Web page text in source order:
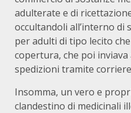
adulterate e di
occultandoli all’interno di
per adulti di tipo lecito
copertura, che poi
spedizioni tramite
Insomma, un vero e
clandestino di medicinali